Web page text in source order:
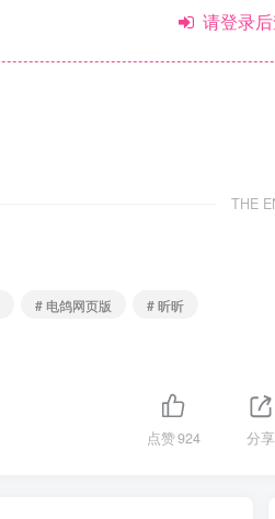
请登录
THE
# 电鸽网页版 # 昕昕
点赞924 分享